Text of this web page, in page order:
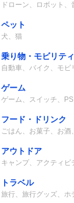
ドローン、ロボット、
ペット
犬、猫
乗り物・モビリティ
自動車、バイク、モビ
ゲーム
ゲーム、スイッチ、PS
フード・ドリンク
ごはん、お菓子、お酒
アウトドア
キャンプ、アクティビ
トラベル
旅行、旅行グッズ、ホ